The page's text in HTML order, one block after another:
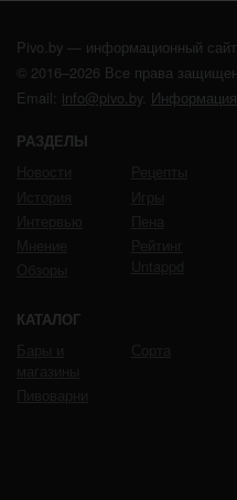
Pivo.by — информационный
© 2016–2026 Все права
Email: info@pivo.by.
РАЗДЕЛЫ
КАТАЛОГ